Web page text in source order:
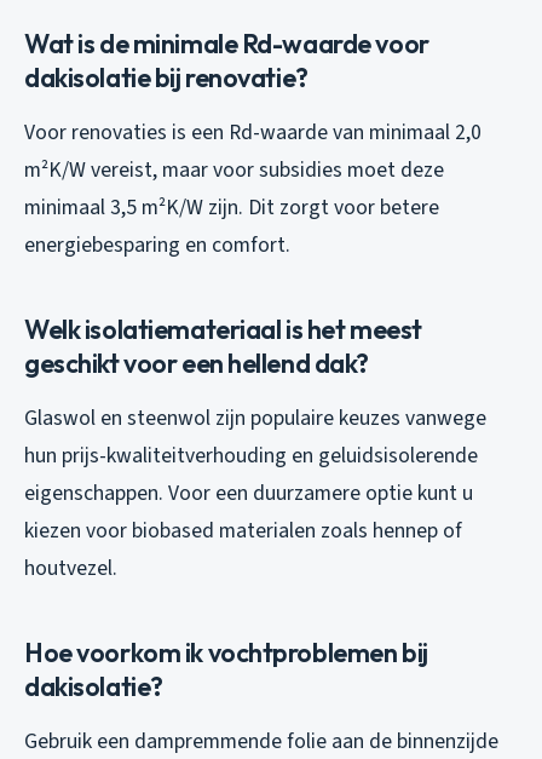
Wat is de minimale Rd-waarde voor
dakisolatie bij renovatie?
Voor renovaties is een Rd-waarde van minimaal 2,0
m²K/W vereist, maar voor subsidies moet deze
minimaal 3,5 m²K/W zijn. Dit zorgt voor betere
energiebesparing en comfort.
Welk isolatiemateriaal is het meest
geschikt voor een hellend dak?
Glaswol en steenwol zijn populaire keuzes vanwege
hun prijs-kwaliteitverhouding en geluidsisolerende
eigenschappen. Voor een duurzamere optie kunt u
kiezen voor biobased materialen zoals hennep of
houtvezel.
Hoe voorkom ik vochtproblemen bij
dakisolatie?
Gebruik een dampremmende folie aan de binnenzijde